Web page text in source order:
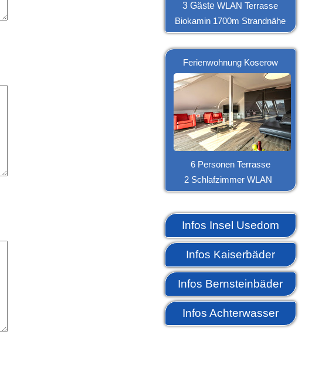
3 Gäste WLAN Terrasse
Biokamin 1700m Strandnähe
Ferienwohnung Koserow
6 Personen Terrasse
2 Schlafzimmer WLAN
Infos Insel Usedom
Infos Kaiserbäder
Infos Bernsteinbäder
Infos Achterwasser